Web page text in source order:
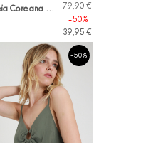
C
amicia Coreana Ricami
79,90 €
-50%
39,95 €
-50%